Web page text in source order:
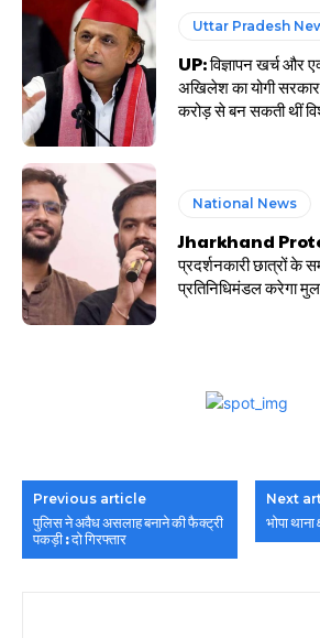
Uttar Pradesh
UP: विज्ञापन खर्च और
अखिलेश का योगी
करोड़ से बन सकती थीं
National News
Jharkhand
प्रदर्शनकारी छात्रों के
प्रतिनिधिमंडल करेगा
Previous article
पुलिस ने अवैध असलाह बनाने की फैक्ट्री
पकड़ी : दो गिरफ्तार
Next
भोपा